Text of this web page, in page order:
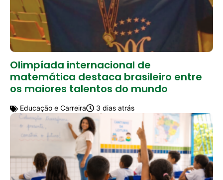
Olimpíada internacional de
matemática destaca brasileiro entre
os maiores talentos do mundo
Educação e Carreira 3 dias atrás